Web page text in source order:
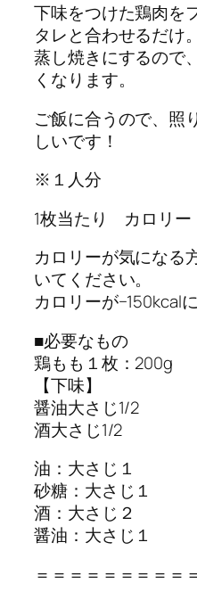
下味をつけた鶏肉を
タレと合わせるだけ。
蒸し焼きにするので
くなります。
ご飯に合うので、照
しいです！
※１人分
1枚当たり カロリー
カロリーが気になる
いてください。
カロリーが−150kcal
■必要なもの
鶏もも１枚：200g
【下味】
醤油大さじ1/2
酒大さじ1/2
油：大さじ１
砂糖：大さじ１
酒：大さじ２
醤油：大さじ１
＝＝＝＝＝＝＝＝＝